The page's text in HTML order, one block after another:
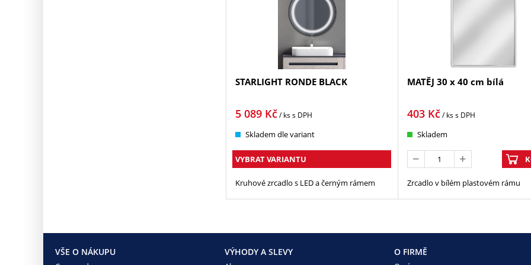
STARLIGHT RONDE BLACK
5 089Kč/ kss DPH
Skladem dle variant
VYBRAT VARIANTU
Kruhové zrcadlo s LED a černým rámem
MATĚJ 30 x 40 cm bílá
403Kč/ kss DPH
Skladem
Zrcadlo v bílém plastovém rámu
VŠE O NÁKUPU VÝHODY A SLEVY O FIRMĚ